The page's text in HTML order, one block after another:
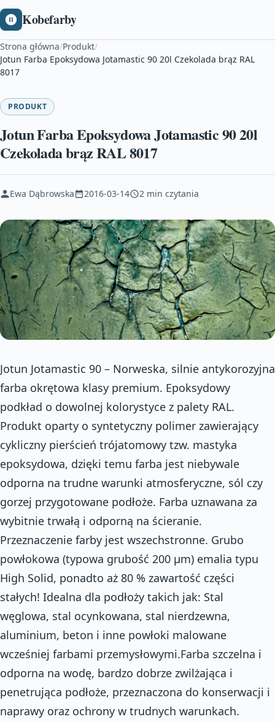
Kobefarby
Strona główna/Produkt/
Jotun Farba Epoksydowa Jotamastic 90 20l Czekolada brąz RAL
8017
PRODUKT
Jotun Farba Epoksydowa Jotamastic 90 20l
Czekolada brąz RAL 8017
Ewa Dąbrowska 2016-03-14 2 min czytania
Jotun Jotamastic 90 – Norweska, silnie antykorozyjna
farba okrętowa klasy premium. Epoksydowy
podkład o dowolnej kolorystyce z palety RAL.
Produkt oparty o syntetyczny polimer zawierający
cykliczny pierścień trójatomowy tzw. mastyka
epoksydowa, dzięki temu farba jest niebywale
odporna na trudne warunki atmosferyczne, sól czy
gorzej przygotowane podłoże. Farba uznawana za
wybitnie trwałą i odporną na ścieranie.
Przeznaczenie farby jest wszechstronne. Grubo
powłokowa (typowa grubość 200 μm) emalia typu
High Solid, ponadto aż 80 % zawartość części
stałych! Idealna dla podłoży takich jak: Stal
węglowa, stal ocynkowana, stal nierdzewna,
aluminium, beton i inne powłoki malowane
wcześniej farbami przemysłowymi.Farba szczelna i
odporna na wodę, bardzo dobrze zwilżająca i
penetrująca podłoże, przeznaczona do konserwacji i
naprawy oraz ochrony w trudnych warunkach.